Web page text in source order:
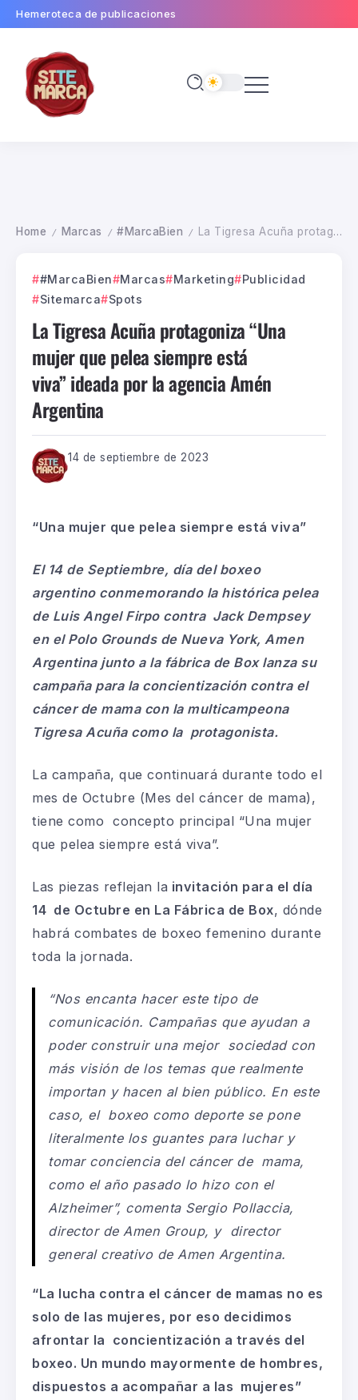
Hemeroteca de publicaciones
Home / Marcas / #MarcaBien / La Tigresa Acuña protagoniza “Una mujer que pelea siempre está viva” ideada por la agencia Amén Argentina
#MarcaBien Marcas Marketing
Publicidad
Sitemarca
Spots
La Tigresa Acuña protagoniza “Una
mujer que pelea siempre está
viva” ideada por la agencia Amén
Argentina
14 de septiembre de 2023
“Una mujer que pelea siempre está viva”
El 14 de Septiembre, día del boxeo
argentino conmemorando la histórica pelea
de Luis Angel Firpo contra Jack Dempsey
en el Polo Grounds de Nueva York, Amen
Argentina junto a la fábrica de Box lanza su
campaña para la concientización contra el
cáncer de mama con la multicampeona
Tigresa Acuña como la protagonista.
La campaña, que continuará durante todo el
mes de Octubre (Mes del cáncer de mama),
tiene como concepto principal “Una mujer
que pelea siempre está viva”.
Las piezas reflejan la invitación para el día
14 de Octubre en La Fábrica de Box, dónde
habrá combates de boxeo femenino durante
toda la jornada.
“Nos encanta hacer este tipo de
comunicación. Campañas que ayudan a
poder construir una mejor sociedad con
más visión de los temas que realmente
importan y hacen al bien público. En este
caso, el boxeo como deporte se pone
literalmente los guantes para luchar y
tomar conciencia del cáncer de mama,
como el año pasado lo hizo con el
Alzheimer”, comenta Sergio Pollaccia,
director de Amen Group, y director
general creativo de Amen Argentina.
“La lucha contra el cáncer de mamas no es
solo de las mujeres, por eso decidimos
afrontar la concientización a través del
boxeo. Un mundo mayormente de hombres,
dispuestos a acompañar a las mujeres”